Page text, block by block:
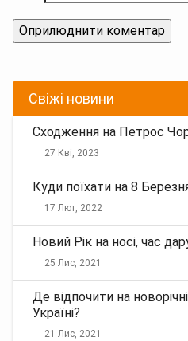
Свіжі новини
Сходження на Петрос
27 Кві, 2023
Куди поїхати на 8
17 Лют, 2022
Новий Рік на носі, час
25 Лис, 2021
Де відпочити на
Україні?
21 Лис, 2021